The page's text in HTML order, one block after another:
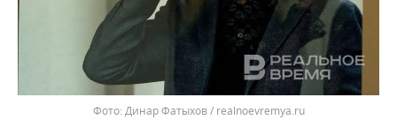
Динар Фатыхов / realnoevremya.ru